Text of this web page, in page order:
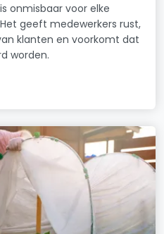
onmisbaar voor elke
geeft medewerkers rust,
klanten en voorkomt dat
worden.